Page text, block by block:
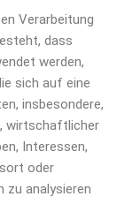
Verarbeitung
dass
werden,
sich auf eine
insbesondere,
wirtschaftlicher
Interessen,
oder
zu analysieren